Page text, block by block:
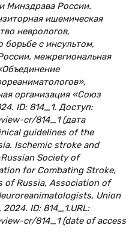
Минздрава России.
ишемическая
неврологов,
борьбе с инсультом,
межрегиональная
организация «Союз
ID: 814_1. Доступ:
cr/814_1 (дата
guidelines of the
Ischemic stroke and
Society of
for Combating Stroke,
of Russia, Association of
Union
ID: 814_1.URL:
cr/814_1 (date of access